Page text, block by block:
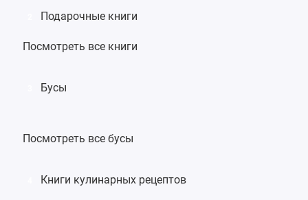
Подарочные книги
Посмотреть все книги
Бусы
Посмотреть все бусы
Книги кулинарных рецептов